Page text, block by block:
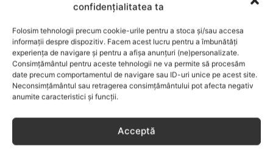
confidențialitatea ta
Folosim tehnologii precum cookie-urile pentru a stoca și/sau accesa
informații despre dispozitiv. Facem acest lucru pentru a îmbunătăți
experiența de navigare și pentru a afișa anunțuri (ne)personalizate.
Consimțământul pentru aceste tehnologii ne va permite să procesăm
date precum comportamentul de navigare sau ID-uri unice pe acest site.
Neconsimțământul sau retragerea consimțământului pot afecta negativ
anumite caracteristici și funcții.
Acceptă
Apelul „Profesionalizarea carierei didactice”